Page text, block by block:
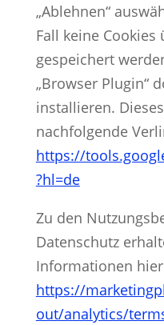
„Ablehnen“
Fall keine Cookies
gespeichert
„Browser Plugin“
installieren.
nachfolgende
https://
?hl=de
Zu den
Datenschutz
Informationen
https://
out/analytics/